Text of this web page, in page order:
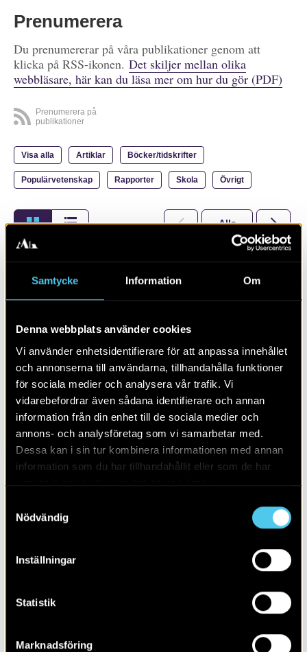
Samtycke Information Om
Denna webbplats använder cookies
Vi använder enhetsidentifierare för att anpassa innehållet
och annonserna till användarna, tillhandahålla funktioner
för sociala medier och analysera vår trafik. Vi
vidarebefordrar även sådana identifierare och annan
information från din enhet till de sociala medier och
annons- och analysföretag som vi samarbetar med.
Dessa kan i sin tur kombinera informationen med annan
information som du har tillhandahållit eller som de har
Nödvändig
Inställningar
Statistik
Marknadsföring
Prenumerera
Du prenumererar på våra publikationer genom att
klicka på RSS-ikonen. Det skiljer mellan olika
webbläsare, här kan du läsa mer om hur du gör (PDF)
Prenumerera på
publikationer
Visa alla Artiklar Böcker/tidskrifter
Populärvetenskap Rapporter Skola Övrigt
Alla 2026
Arkeologi i Östergötland 2026